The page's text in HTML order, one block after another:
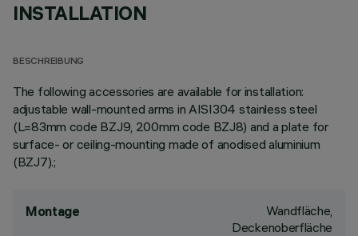
INSTALLATION
BESCHREIBUNG
The following accessories are available for installation:
adjustable wall-mounted arms in AISI304 stainless steel
(L=83mm code BZJ9, 200mm code BZJ8) and a plate for
surface- or ceiling-mounting made of anodised aluminium
(BZJ7).;
Montage
Wandfläche,
Deckenoberfläche